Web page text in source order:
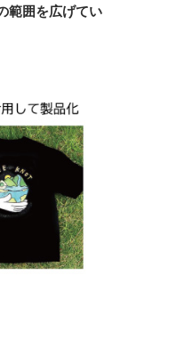
範囲を広げてい